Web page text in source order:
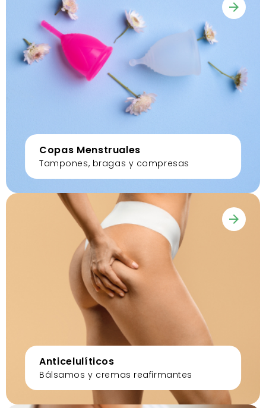
Copas Menstruales
Tampones, bragas y compresas
Anticelulíticos
Bálsamos y cremas reafirmantes